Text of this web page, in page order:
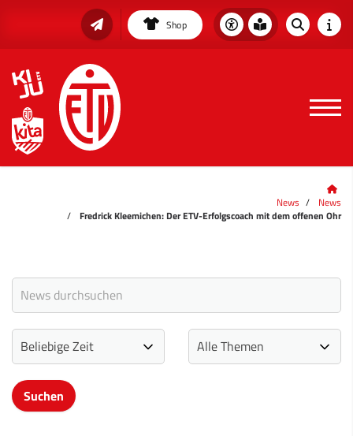
Shop
News
News
Fredrick Kleemichen: Der ETV-Erfolgscoach mit dem offenen Ohr